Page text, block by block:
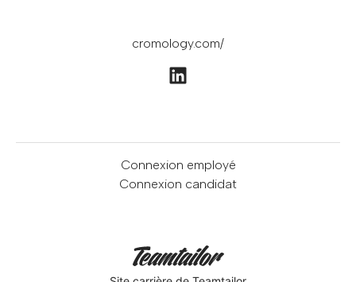
cromology.com/
Connexion employé
Connexion candidat